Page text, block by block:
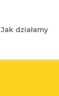
Jak działamy